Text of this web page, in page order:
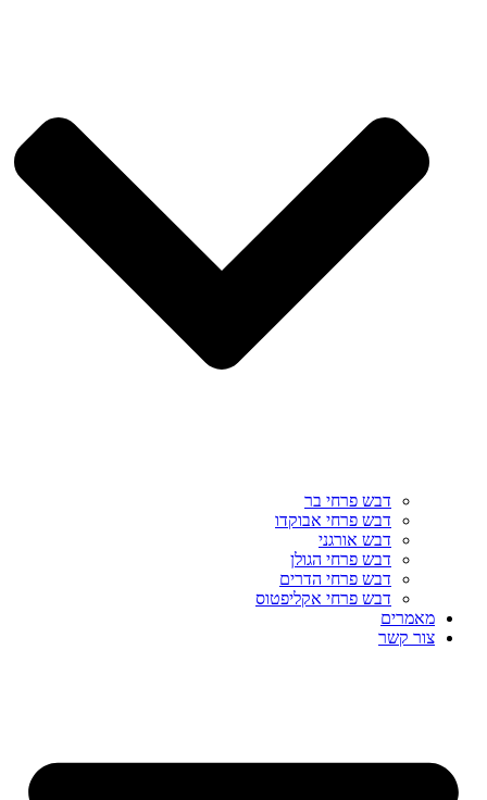
דבש פרחי בר
דבש פרחי אבוקדו
דבש אורגני
דבש פרחי הגולן
דבש פרחי הדרים
דבש פרחי אקליפטוס
מאמרים
צור קשר